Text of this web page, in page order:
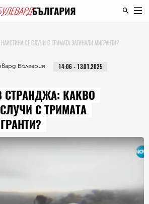
СЕ СЛУЧИ С ТРИМАТА ЗАГИНАЛИ МИГРАНТИ?
България 14:06 - 13.01.2025
СТРАНДЖА: КАКВО
С ТРИМАТА